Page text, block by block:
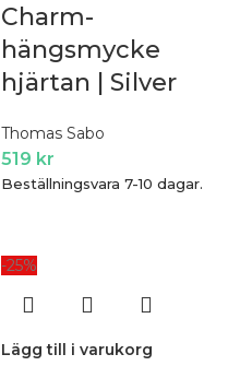
Charm-
hängsmycke
hjärtan | Silver
Thomas Sabo
519 kr
Beställningsvara 7-10 dagar.
-25%
Lägg till i varukorg